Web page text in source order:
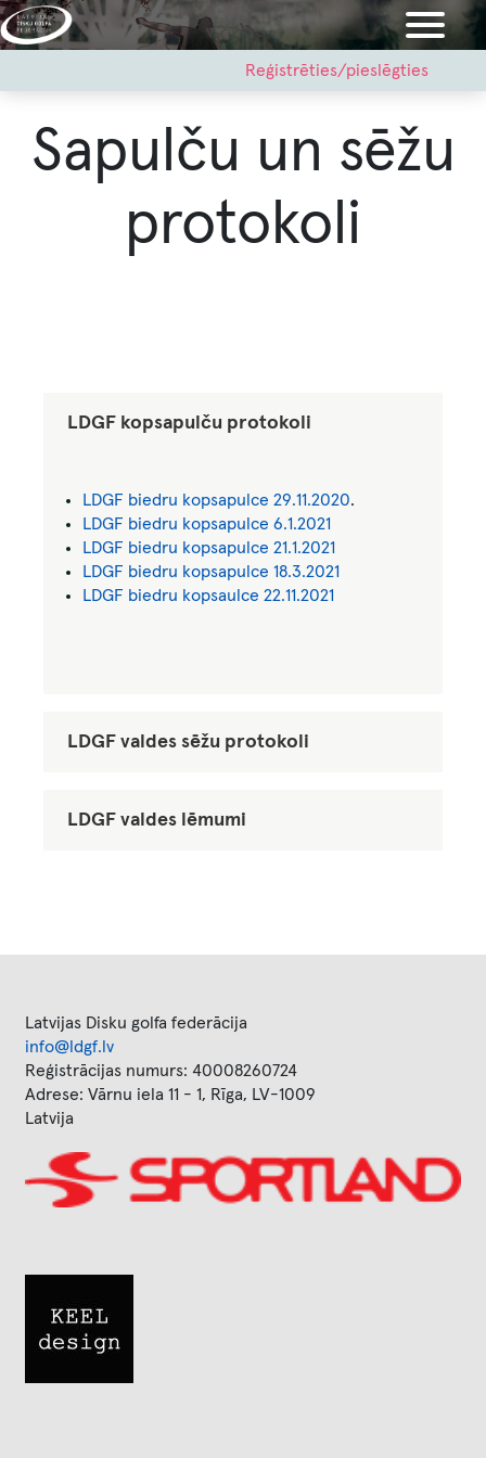
Pārlekt
uz
menu
Reģistrēties/pieslēgties
Sapulču un sēžu
protokoli
LDGF kopsapulču protokoli
LDGF biedru kopsapulce 29.11.2020.
LDGF biedru kopsapulce 6.1.2021
LDGF biedru kopsapulce 21.1.2021
LDGF biedru kopsapulce 18.3.2021
LDGF biedru kopsaulce 22.11.2021
LDGF valdes sēžu protokoli
LDGF valdes lēmumi
Latvijas Disku golfa federācija
info@ldgf.lv
Reģistrācijas numurs: 40008260724
Adrese: Vārnu iela 11 - 1, Rīga, LV-1009
Latvija
Image